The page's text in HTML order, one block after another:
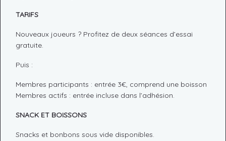
TARIFS
Nouveaux joueurs ? Profitez de deux séances d’essai
gratuite.
Puis :
Membres participants : entrée 3€, comprend une boisson
Membres actifs : entrée incluse dans l’adhésion.
SNACK ET BOISSONS
Snacks et bonbons sous vide disponibles.